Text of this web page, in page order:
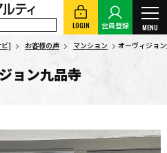
LOGIN 会員登録
MENU
]
お客様の声 マンション オーヴィジョ
ジョン九品寺